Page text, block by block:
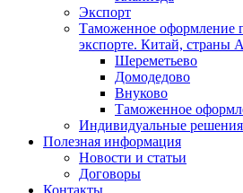
Экспорт
Таможенное оформление
экспорте. Китай, страны
Шереметьево
Домодедово
Внуково
Таможенное
Индивидуальные решения
Полезная информация
Новости и статьи
Договоры
Контакты